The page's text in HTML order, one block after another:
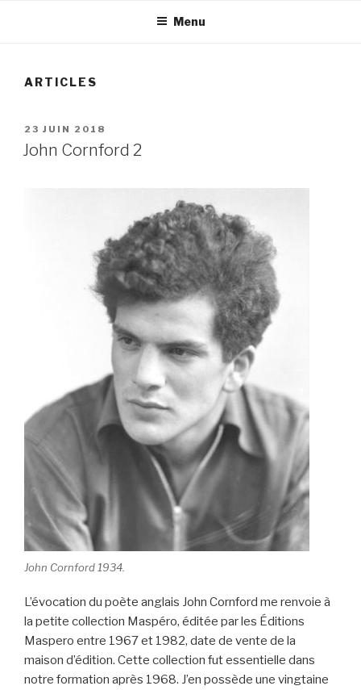
Menu
ARTICLES
PUBLIÉ
LE
23 JUIN 2018
John Cornford 2
John Cornford 1934.
L’évocation du poète anglais John Cornford me renvoie à
la petite collection Maspéro, éditée par les Éditions
Maspero entre 1967 et 1982, date de vente de la
maison d’édition. Cette collection fut essentielle dans
notre formation après 1968. J’en possède une vingtaine